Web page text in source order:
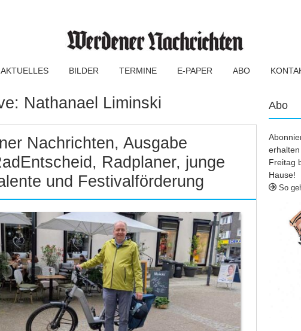
AKTUELLES BILDER TERMINE E-PAPER ABO
Nathanael Liminski
Nachrichten, Ausgabe
Radplaner, junge
und Festivalförderung
Abo
Freitag
Hause!
So